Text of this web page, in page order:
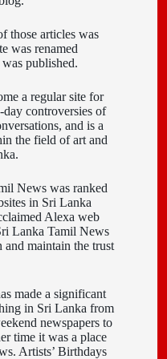
those articles was
was renamed
published.
a regular site for
day controversies of
and is a
the field of art and
News was ranked
in Sri Lanka
Alexa web
Lanka Tamil News
and maintain the trust
made a significant
in Sri Lanka from
newspapers to
time it was a place
Artists’ Birthdays